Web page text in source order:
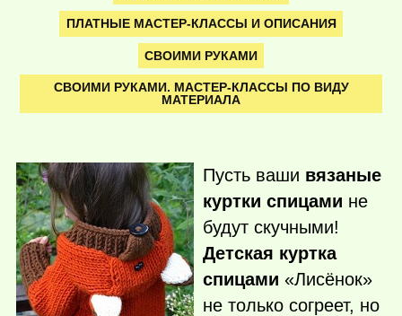
ПЛАТНЫЕ МАСТЕР-КЛАССЫ И ОПИСАНИЯ
СВОИМИ РУКАМИ
СВОИМИ РУКАМИ. МАСТЕР-КЛАССЫ ПО ВИДУ
МАТЕРИАЛА
Пусть ваши вязаные
куртки спицами не
будут скучными!
Детская куртка
спицами «Лисёнок»
не только согреет, но